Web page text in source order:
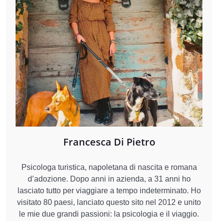
Francesca Di Pietro
Psicologa turistica, napoletana di nascita e romana
d’adozione. Dopo anni in azienda, a 31 anni ho
lasciato tutto per viaggiare a tempo indeterminato. Ho
visitato 80 paesi, lanciato questo sito nel 2012 e unito
le mie due grandi passioni: la psicologia e il viaggio.